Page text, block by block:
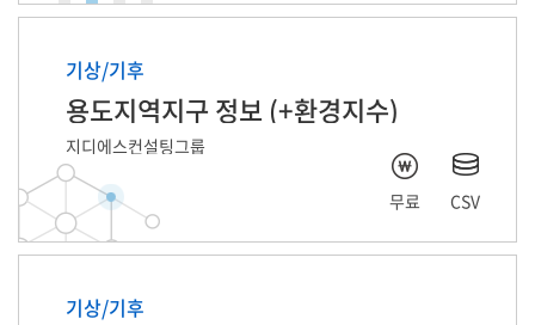
기상/기후
용도지역지구 정보 (+환경지수)
지디에스컨설팅그룹
무료 CSV
기상/기후